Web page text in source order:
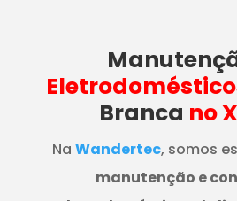
Branca no
Na Wandertec, somos
manutenção e